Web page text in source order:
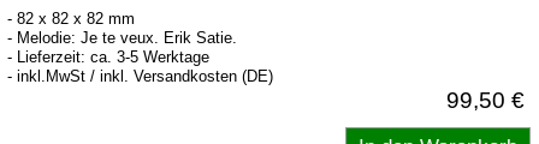
- 82 x 82 x 82 mm
- Melodie: Je te veux. Erik Satie.
- Lieferzeit: ca. 3-5 Werktage
- inkl.MwSt / inkl. Versandkosten (DE)
99,50 €